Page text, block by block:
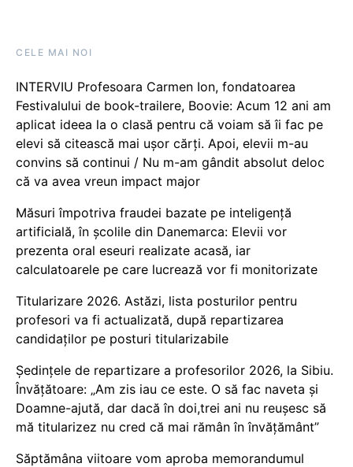
CELE MAI NOI
INTERVIU Profesoara Carmen Ion, fondatoarea
Festivalului de book-trailere, Boovie: Acum 12 ani am
aplicat ideea la o clasă pentru că voiam să îi fac pe
elevi să citească mai ușor cărți. Apoi, elevii m-au
convins să continui / Nu m-am gândit absolut deloc
că va avea vreun impact major
Măsuri împotriva fraudei bazate pe inteligență
artificială, în școlile din Danemarca: Elevii vor
prezenta oral eseuri realizate acasă, iar
calculatoarele pe care lucrează vor fi monitorizate
Titularizare 2026. Astăzi, lista posturilor pentru
profesori va fi actualizată, după repartizarea
candidaților pe posturi titularizabile
Ședințele de repartizare a profesorilor 2026, la Sibiu.
Învățătoare: „Am zis iau ce este. O să fac naveta și
Doamne-ajută, dar dacă în doi,trei ani nu reușesc să
mă titularizez nu cred că mai rămân în învățământ”
Săptămâna viitoare vom aproba memorandumul